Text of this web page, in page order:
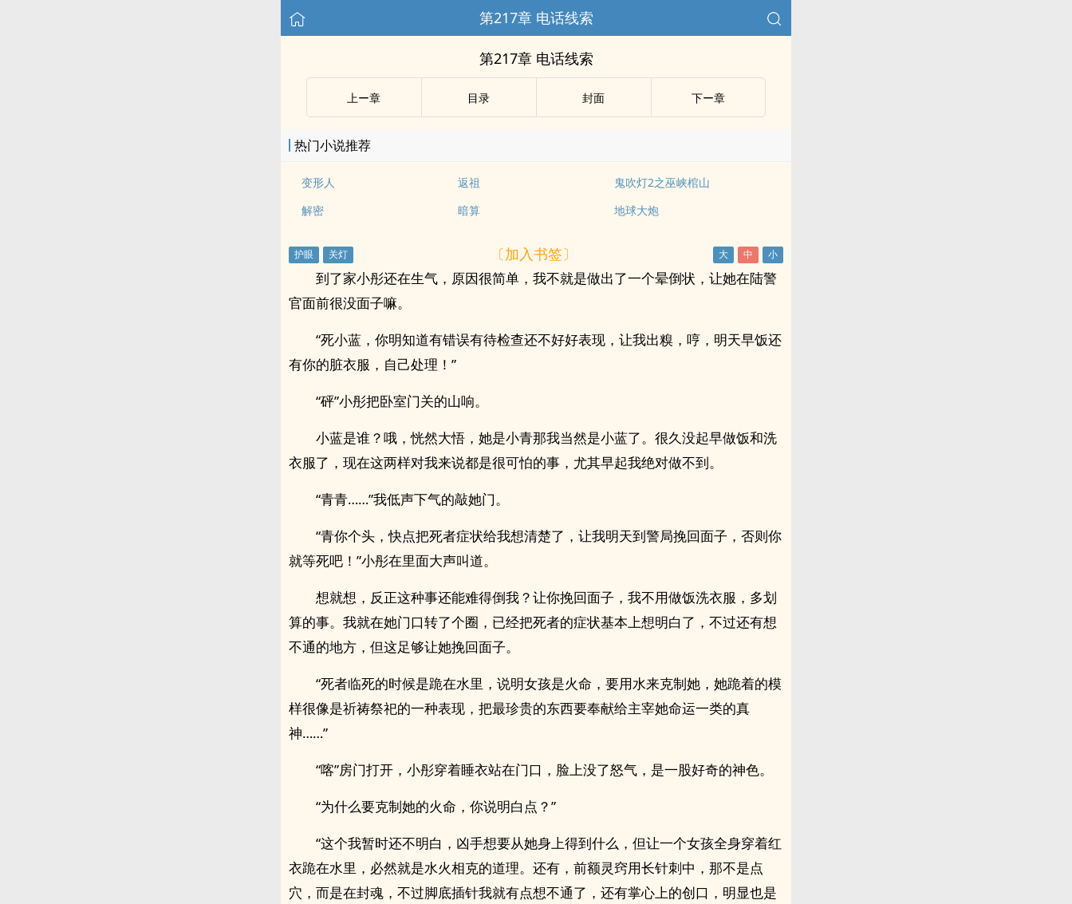
第217章 电话线索
第217章 电话线索
上ー章 目录 封面 下ー章
热门小说推荐
变形人 返祖
鬼吹灯2之巫峡棺山
解密
暗算 地球大炮
〔加入书签〕
到了家小彤还在生气，原因很简单，我不就是做出了一个晕倒状，让她在陆警
官面前很没面子嘛。
“死小蓝，你明知道有错误有待检查还不好好表现，让我出糗，哼，明天早饭还
有你的脏衣服，自己处理！”
“砰”小彤把卧室门关的山响。
小蓝是谁？哦，恍然大悟，她是小青那我当然是小蓝了。很久没起早做饭和洗
衣服了，现在这两样对我来说都是很可怕的事，尤其早起我绝对做不到。
“青青……”我低声下气的敲她门。
“青你个头，快点把死者症状给我想清楚了，让我明天到警局挽回面子，否则你
就等死吧！”小彤在里面大声叫道。
想就想，反正这种事还能难得倒我？让你挽回面子，我不用做饭洗衣服，多划
算的事。我就在她门口转了个圈，已经把死者的症状基本上想明白了，不过还有想
不通的地方，但这足够让她挽回面子。
“死者临死的时候是跪在水里，说明女孩是火命，要用水来克制她，她跪着的模
样很像是祈祷祭祀的一种表现，把最珍贵的东西要奉献给主宰她命运一类的真
神……”
“喀”房门打开，小彤穿着睡衣站在门口，脸上没了怒气，是一股好奇的神色。
“为什么要克制她的火命，你说明白点？”
“这个我暂时还不明白，凶手想要从她身上得到什么，但让一个女孩全身穿着红
衣跪在水里，必然就是水火相克的道理。还有，前额灵窍用长针刺中，那不是点
穴，而是在封魂，不过脚底插针我就有点想不通了，还有掌心上的创口，明显也是